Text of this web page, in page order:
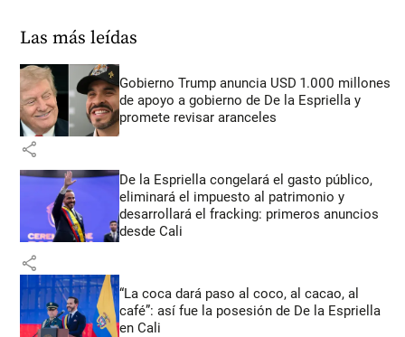
Las más leídas
Gobierno Trump anuncia USD 1.000 millones
de apoyo a gobierno de De la Espriella y
promete revisar aranceles
share
De la Espriella congelará el gasto público,
eliminará el impuesto al patrimonio y
desarrollará el fracking: primeros anuncios
desde Cali
share
“La coca dará paso al coco, al cacao, al
café”: así fue la posesión de De la Espriella
en Cali